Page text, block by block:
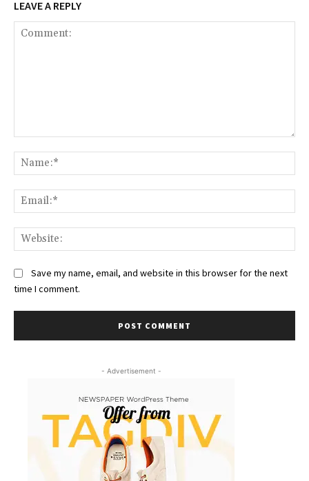
LEAVE A REPLY
Save my name, email, and website in this browser for the next
time I comment.
- Advertisement -